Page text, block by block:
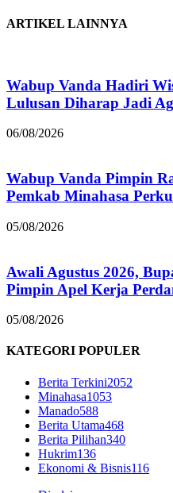
ARTIKEL LAINNYA
Wabup Vanda Hadiri
Lulusan Diharap Jadi
06/08/2026
Wabup Vanda Pimpin
Pemkab Minahasa
05/08/2026
Awali Agustus 2026,
Pimpin Apel Kerja
05/08/2026
KATEGORI POPULER
Berita Terkini2052
Minahasa1053
Manado588
Berita Utama468
Berita Pilihan340
Hukrim136
Ekonomi & Bisnis116